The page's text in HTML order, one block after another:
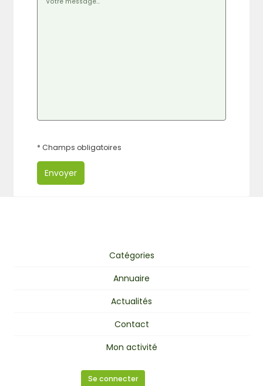
* Champs obligatoires
Envoyer
Catégories
Annuaire
Actualités
Contact
Mon activité
Se connecter